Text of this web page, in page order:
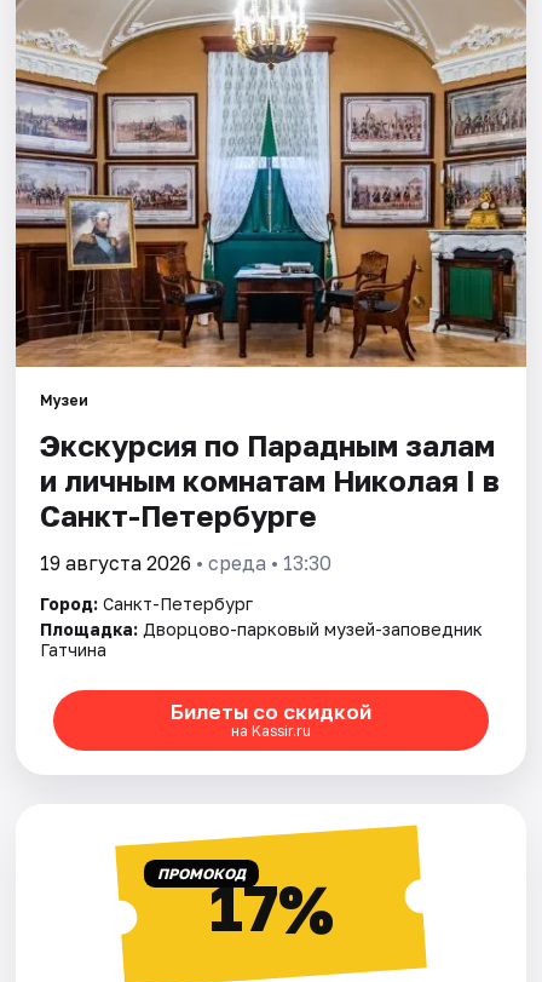
Площадки
Артисты
Рейтинги
Музеи
Экскурсия по Парадным залам
и личным комнатам Николая I в
Санкт-Петербурге
19 августа 2026 • среда • 13:30
Город: Санкт-Петербург
Площадка: Дворцово-парковый музей-заповедник
Гатчина
Билеты со скидкой
на Kassir.ru
ПРОМОКОД17%